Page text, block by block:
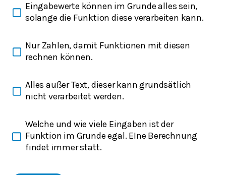
Eingabewerte können im Grunde alles sein,
solange die Funktion diese verarbeiten kann.
Nur Zahlen, damit Funktionen mit diesen
rechnen können.
Alles außer Text, dieser kann grundsätlich
nicht verarbeitet werden.
Welche und wie viele Eingaben ist der
Funktion im Grunde egal. EIne Berechnung
findet immer statt.